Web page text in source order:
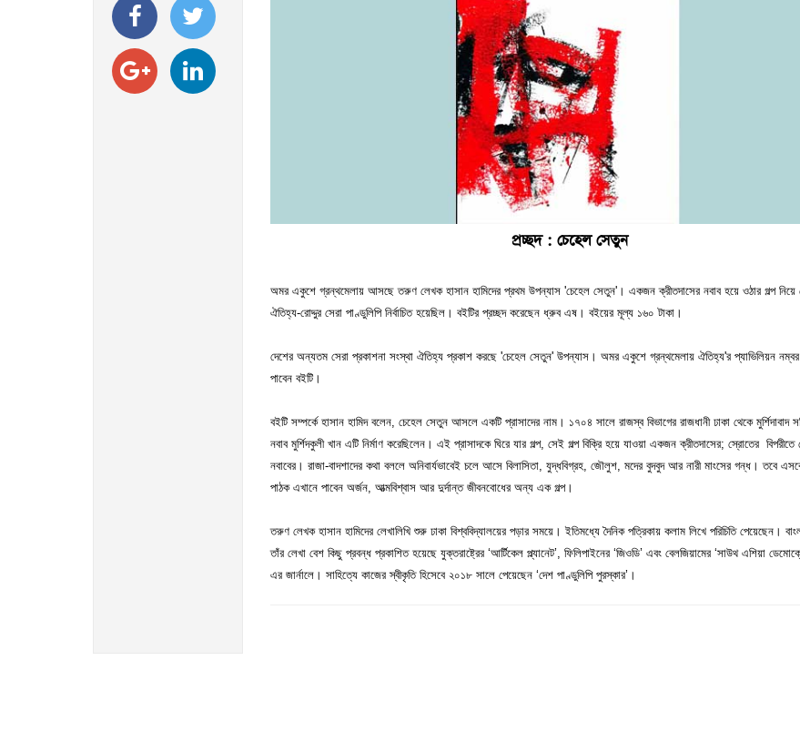
প্রচ্ছদ : চেহেল সেতুন
অমর একুশে গ্রন্থমেলায় আসছে তরুণ লেখক হাসান হামিদের প্রথম উপন্যাস 'চেহেল সেতুন'। একজন ক্রীতদাসের নবাব হয়ে ওঠার গল্প
ঐতিহ্য-রোদ্দুর সেরা পাণ্ডুলিপি নির্বাচিত হয়েছিল। বইটির প্রচ্ছদ করেছেন ধ্রুব এষ। বইয়ের মূল্য ১৬০ টাকা।
দেশের অন্যতম সেরা প্রকাশনা সংস্থা ঐতিহ্য প্রকাশ করছে 'চেহেল সেতুন' উপন্যাস। অমর একুশে গ্রন্থমেলায় ঐতিহ্য'র প্যাভিলিয়ন
পাবেন বইটি।
বইটি সম্পর্কে হাসান হামিদ বলেন, চেহেল সেতুন আসলে একটি প্রাসাদের নাম। ১৭০৪ সালে রাজস্ব বিভাগের রাজধানী ঢাকা থেকে মুর্শিদাবাদ
নবাব মুর্শিদকুলী খান এটি নির্মাণ করেছিলেন। এই প্রাসাদকে ঘিরে যার গল্প, সেই গল্প বিক্রি হয়ে যাওয়া একজন ক্রীতদাসের; স্রোতের
নবাবের। রাজা-বাদশাদের কথা বললে অনিবার্যভাবেই চলে আসে বিলাসিতা, যুদ্ধবিগ্রহ, জৌলুশ, মদের বুদবুদ আর নারী মাংসের গন্ধ। তবে
পাঠক এখানে পাবেন অর্জন, আত্মবিশ্বাস আর দুর্দান্ত জীবনবোধের অন্য এক গল্প।
তরুণ লেখক হাসান হামিদের লেখালিখি শুরু ঢাকা বিশ্ববিদ্যালয়ের পড়ার সময়ে। ইতিমধ্যে দৈনিক পত্রিকায় কলাম লিখে পরিচিতি পেয়েছেন।
তাঁর লেখা বেশ কিছু প্রবন্ধ প্রকাশিত হয়েছে যুক্তরাষ্ট্রের ‘আর্টিকেল প্ল্যানেট’, ফিলিপাইনের ‘জিওডি’ এবং বেলজিয়ামের ‘সাউথ এশিয়া
এর জার্নালে। সাহিত্যে কাজের স্বীকৃতি হিসেবে ২০১৮ সালে পেয়েছেন ‘দেশ পাণ্ডুলিপি পুরস্কার’।